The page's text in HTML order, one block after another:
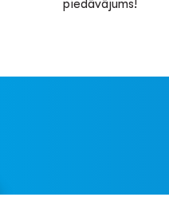
piedāvājums!